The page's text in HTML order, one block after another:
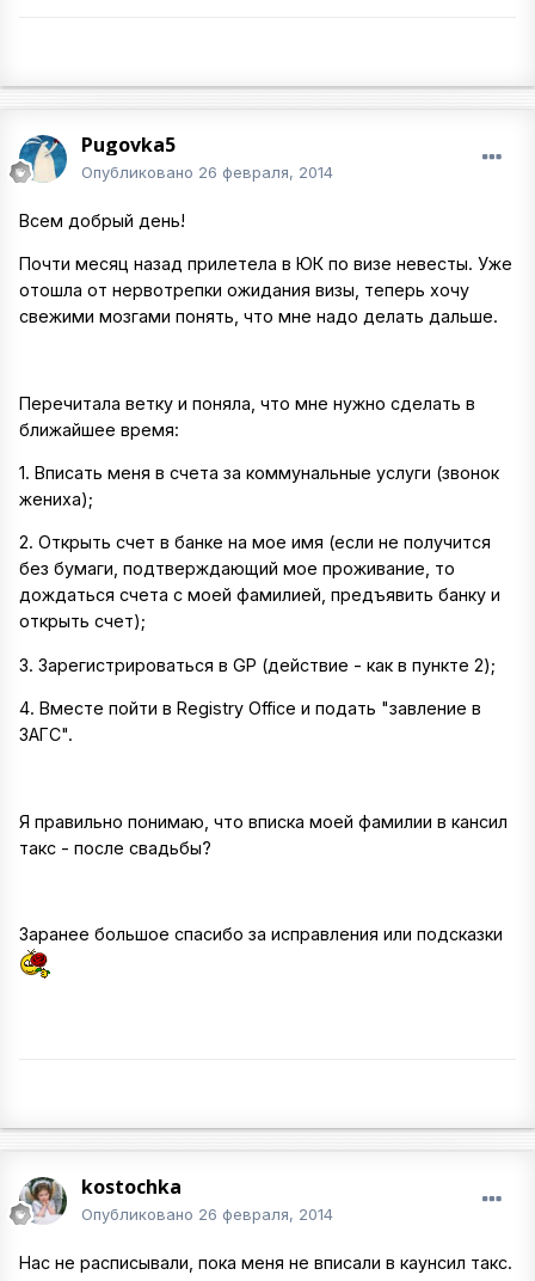
Pugovka5
Опубликовано 26 февраля, 2014
Всем добрый день!
Почти месяц назад прилетела в ЮК по визе невесты. Уже
отошла от нервотрепки ожидания визы, теперь хочу
свежими мозгами понять, что мне надо делать дальше.
Перечитала ветку и поняла, что мне нужно сделать в
ближайшее время:
1. Вписать меня в счета за коммунальные услуги (звонок
жениха);
2. Открыть счет в банке на мое имя (если не получится
без бумаги, подтверждающий мое проживание, то
дождаться счета с моей фамилией, предъявить банку и
открыть счет);
3. Зарегистрироваться в GP (действие - как в пункте 2);
4. Вместе пойти в Registry Office и подать "завление в
ЗАГС".
Я правильно понимаю, что вписка моей фамилии в кансил
такс - после свадьбы?
Заранее большое спасибо за исправления или подсказки
kostochka
Опубликовано 26 февраля, 2014
Нас не расписывали, пока меня не вписали в каунсил такс.